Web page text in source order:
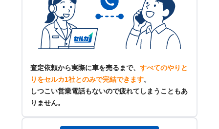
査定依頼から実際に車を売るまで、 すべてのやりと
りをセルカ1社とのみで完結できます。
しつこい営業電話もないので疲れてしまうこともあ
りません。